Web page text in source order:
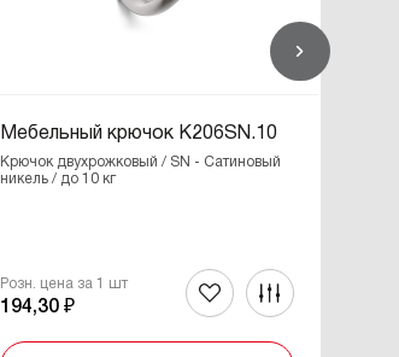
Мебельный крючок K206SN.10
Крючок двухрожковый / SN - Cатиновый
никель / до 10 кг
Розн. цена за 1 шт
194,30 ₽